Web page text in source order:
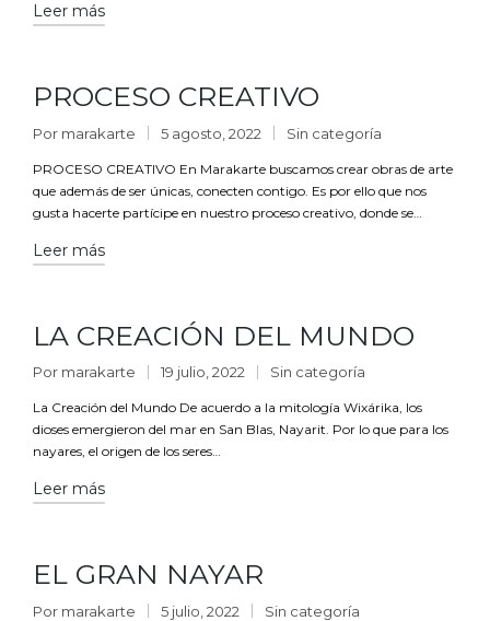
Leer más
PROCESO CREATIVO
Por marakarte 5 agosto, 2022 Sin categoría
PROCESO CREATIVO En Marakarte buscamos crear obras de arte
que además de ser únicas, conecten contigo. Es por ello que nos
gusta hacerte partícipe en nuestro proceso creativo, donde se…
Leer más
LA CREACIÓN DEL MUNDO
Por marakarte 19 julio, 2022 Sin categoría
La Creación del Mundo De acuerdo a la mitología Wixárika, los
dioses emergieron del mar en San Blas, Nayarit. Por lo que para los
nayares, el origen de los seres…
Leer más
EL GRAN NAYAR
Por marakarte 5 julio, 2022 Sin categoría